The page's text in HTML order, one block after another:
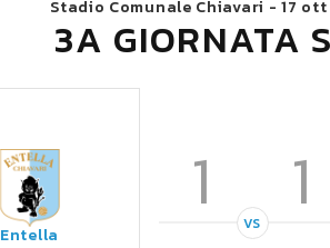
Stadio Comunale Chiavari -17
3A GIORNATA
Entella
1 1
VS